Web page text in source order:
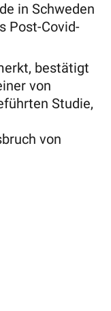
in Schweden
Post-Covid-
bestätigt
von
Studie,
von